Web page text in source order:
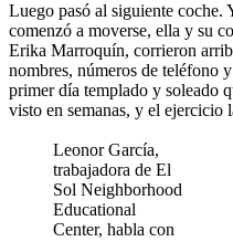
Luego pasó al siguiente coche.
comenzó a moverse, ella y su
Erika Marroquín, corrieron
nombres, números de teléfono
primer día templado y soleado
visto en semanas, y el ejercicio
Leonor García,
trabajadora de El
Sol Neighborhood
Educational
Center, habla con